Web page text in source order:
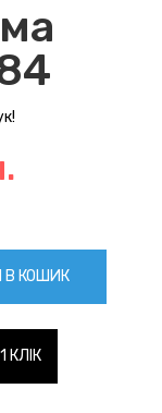
КОШИК
КЛІК